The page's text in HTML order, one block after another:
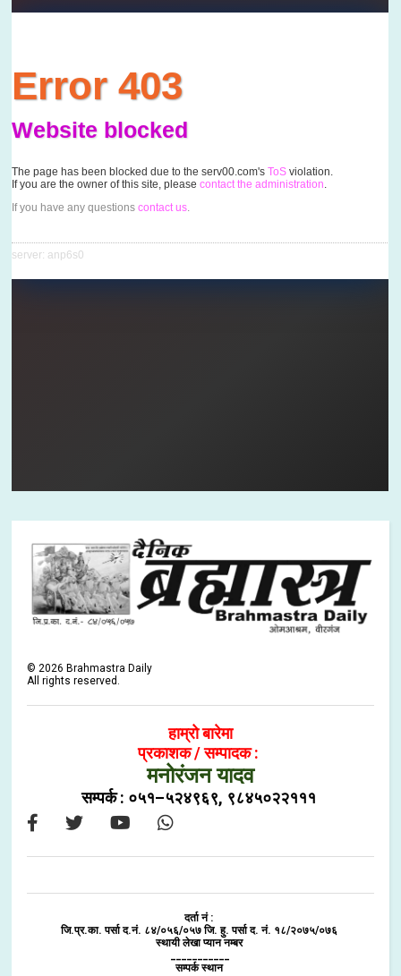
©2026 Brahmastra Daily
All rights reserved.
हाम्रो बारेमा
प्रकाशक / सम्पादक :
मनोरंजन यादव
सम्पर्क : ०५१–५२४९६९, ९८४५०२२१११
दर्ता नं :
जि.प्र.का. पर्सा द.नं. ८४/०५६/०५७ जि. हु. पर्सा द. नं. १८/२०७५/०७६
स्थायी लेखा प्यान नम्बर
___________
सम्पर्क स्थान